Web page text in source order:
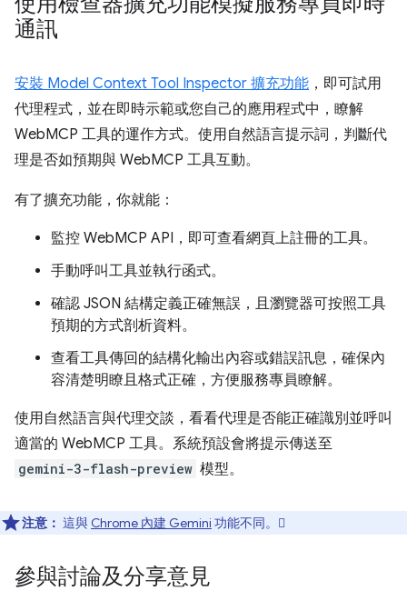
通訊
安裝 Model Context Tool Inspector 擴充功能 ，即可試用
代理程式，並在即時示範或您自己的應用程式中，瞭解
WebMCP 工具的運作方式。使用自然語言提示詞，判斷代
理是否如預期與 WebMCP 工具互動。
有了擴充功能，你就能：
監控 WebMCP API，即可查看網頁上註冊的工具。
手動呼叫工具並執行函式。
確認 JSON 結構定義正確無誤，且瀏覽器可按照工具
預期的方式剖析資料。
查看工具傳回的結構化輸出內容或錯誤訊息，確保內
容清楚明瞭且格式正確，方便服務專員瞭解。
使用自然語言與代理交談，看看代理是否能正確識別並呼叫
適當的 WebMCP 工具。系統預設會將提示傳送至
gemini-3-flash-preview 模型。
注意： 這與 Chrome 內建 Gemini 功能不同。
參與討論及分享意見